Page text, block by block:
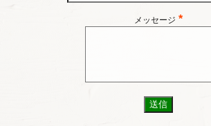
メッセージ *